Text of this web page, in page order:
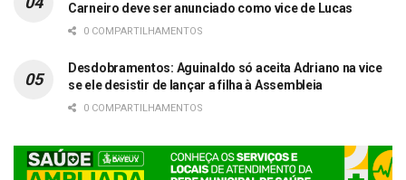
Carneiro deve ser anunciado como vice de Lucas
0 COMPARTILHAMENTOS
Desdobramentos: Aguinaldo só aceita Adriano na vice
se ele desistir de lançar a filha à Assembleia
0 COMPARTILHAMENTOS